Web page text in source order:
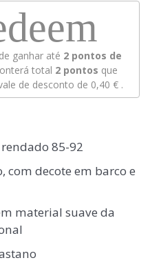
ganhar até 2pontos de
total 2 pontos que
de desconto de 0,40 €.
85-92
com decote em barco e
material suave da